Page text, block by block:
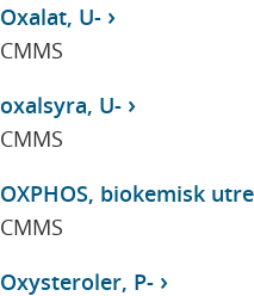
Oxalat, U-
CMMS
oxalsyra, U-
CMMS
OXPHOS, biokemisk
CMMS
Oxysteroler, P-